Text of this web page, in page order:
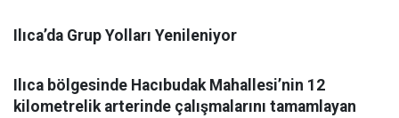
Ilıca’da Grup Yolları Yenileniyor
Ilıca bölgesinde Hacıbudak Mahallesi’nin 12
kilometrelik arterinde çalışmalarını tamamlayan